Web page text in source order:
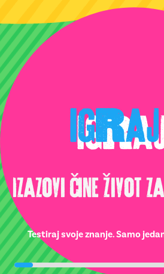
Izazovi čine život
Testiraj svoje znanje. Samo